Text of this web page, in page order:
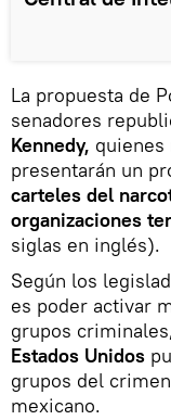
La propuesta de
senadores
Kennedy,
presentarán un
carteles del
organizaciones
siglas en inglés).
Según los
es poder activar
grupos
Estados Unidos
grupos del
mexicano.